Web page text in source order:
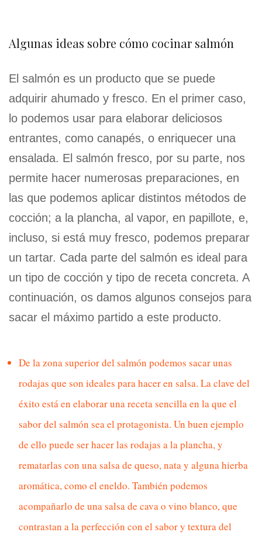
Algunas ideas sobre cómo cocinar salmón
El salmón es un producto que se puede
adquirir ahumado y fresco. En el primer caso,
lo podemos usar para elaborar deliciosos
entrantes, como canapés, o enriquecer una
ensalada. El salmón fresco, por su parte, nos
permite hacer numerosas preparaciones, en
las que podemos aplicar distintos métodos de
cocción; a la plancha, al vapor, en papillote, e,
incluso, si está muy fresco, podemos preparar
un tartar. Cada parte del salmón es ideal para
un tipo de cocción y tipo de receta concreta. A
continuación, os damos algunos consejos para
sacar el máximo partido a este producto.
De la zona superior del salmón podemos sacar unas
rodajas que son ideales para hacer en salsa. La clave del
éxito está en elaborar una receta sencilla en la que el
sabor del salmón sea el protagonista. Un buen ejemplo
de ello puede ser hacer las rodajas a la plancha, y
rematarlas con una salsa de queso, nata y alguna hierba
aromática, como el eneldo. También podemos
acompañarlo de una salsa de cava o vino blanco, que
contrastan a la perfección con el sabor y textura del